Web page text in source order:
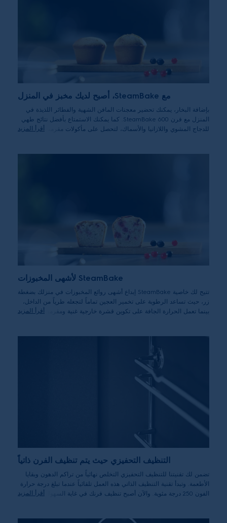
مع SteamBake، أصبح لديك مخبز في المنزل
بإضافة البخار، يمكنك تحضير معجنات المافن الشهية والفطائر اللذيذة في
المنزل مع فرن 600 SteamBake. كما يمكنك الاستمتاع بأفضل نتائج طهي
للدجاج المشوي واللازانيا والأسماك، لتحصل على مأكولات مقرمشة منأقرأ المزيد
SteamBake لأشهى المخبوزات
تتيح لك خاصية SteamBake إبداع أشهى روائع المخبوزات في منزلك بضغطة
زر، حيث تساعد الرطوبة على تخمير العجين تماماً لتجعله طرياً من الداخل،
بينما تعمل الحرارة الجافة على تكوين قشرة خارجية غنية ومقرمشة. الآن
أقرأ المزيد
التنظيف التحفيزي حيث يتم تنظيف الفرن ذاتياً
تضمن لك تقنيتنا للتنظيف التحفيزي التخلص نهائياً من تراكم الدهون وبقايا
الأطعمة. وتبدأ تقنية التنظيف الذاتي هذه العمل تلقائياً عندما تبلغ درجة حرارة
الفون 250 درجة مئوية. والآن أصبح تنظيف فرنك في غاية السهولة.
أقرأ المزيد